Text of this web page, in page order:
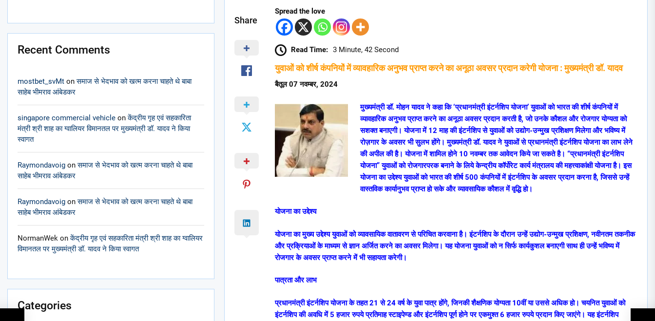
Share
Spread the love
Read Time: 3 Minute, 42 Second
युवाओं को शीर्ष कंपनियों में व्यावहारिक अनुभव प्राप्त करने का अनूठा अवसर प्रदान करेगी योजना : मुख्यमंत्री डॉ. यादव
बैतूल 07 नवम्बर, 2024
मुख्यमंत्री डॉ. मोहन यादव ने कहा कि ‘प्रधानमंत्री इंटर्नशिप योजना’ युवाओं को भारत की शीर्ष कंपनियों में
व्यावहारिक अनुभव प्राप्त करने का अनूठा अवसर प्रदान करती है, जो उनके कौशल और रोजगार योग्यता को
सशक्त बनाएगी। योजना में 12 माह की इंटर्नशिप से युवाओं को उद्योग-उन्मुख प्रशिक्षण मिलेगा और भविष्य में
रोज़गार के अवसर भी सुलभ होंगे। मुख्यमंत्री डॉ. यादव ने युवाओं से प्रधानमंत्री इंटर्नशिप योजना का लाभ लेने
की अपील की है। योजना में शामिल होने 10 नवम्बर तक आवेदन किये जा सकते है। “प्रधानमंत्री इंटर्नशिप
योजना” युवाओं को रोजगारपरक बनाने के लिये केन्द्रीय कॉर्पोरेट कार्य मंत्रालय की महत्त्वाकांक्षी योजना है। इस
योजना का उद्देश्य युवाओं को भारत की शीर्ष 500 कंपनियों में इंटर्नशिप के अवसर प्रदान करना है, जिससे उन्हें
वास्तविक कार्यानुभव प्राप्त हो सके और व्यावसायिक कौशल में वृद्धि हो।
योजना का उद्देश्य
योजना का मुख्य उद्देश्य युवाओं को व्यावसायिक वातावरण से परिचित करवाना है। इंटर्नशिप के दौरान उन्हें उद्योग-उन्मुख प्रशिक्षण, नवीनतम तकनीक
और प्रक्रियाओं के माध्यम से ज्ञान अर्जित करने का अवसर मिलेगा। यह योजना युवाओं को न सिर्फ कार्यकुशल बनाएगी साथ ही उन्हें भविष्य में
रोजगार के अवसर प्राप्त करने में भी सहायता करेगी।
पात्रता और लाभ
प्रधानमंत्री इंटर्नशिप योजना के तहत 21 से 24 वर्ष के युवा पात्र होंगे, जिनकी शैक्षणिक योग्यता 10वीं या उससे अधिक हो। चयनित युवाओं को
इंटर्नशिप की अवधि में 5 हजार रुपये प्रतिमाह स्टाइपेण्ड और इंटर्नशिप पूर्ण होने पर एकमुश्त 6 हजार रुपये प्रदान किए जाएंगे। यह इंटर्नशिप
Recent Comments
mostbet_svMt onसमाज से भेदभाव को खत्म करना चाहते थे बाबा
साहेब भीमराव आंबेडकर
singapore commercial vehicle onकेंद्रीय गृह एवं सहकारिता
मंत्री श्री शाह का ग्वालियर विमानतल पर मुख्यमंत्री डॉ. यादव ने किया
स्वागत
Raymondavoig onसमाज से भेदभाव को खत्म करना चाहते थे बाबा
साहेब भीमराव आंबेडकर
Raymondavoig onसमाज से भेदभाव को खत्म करना चाहते थे बाबा
साहेब भीमराव आंबेडकर
NormanWek onकेंद्रीय गृह एवं सहकारिता मंत्री श्री शाह का ग्वालियर
विमानतल पर मुख्यमंत्री डॉ. यादव ने किया स्वागत
Categories